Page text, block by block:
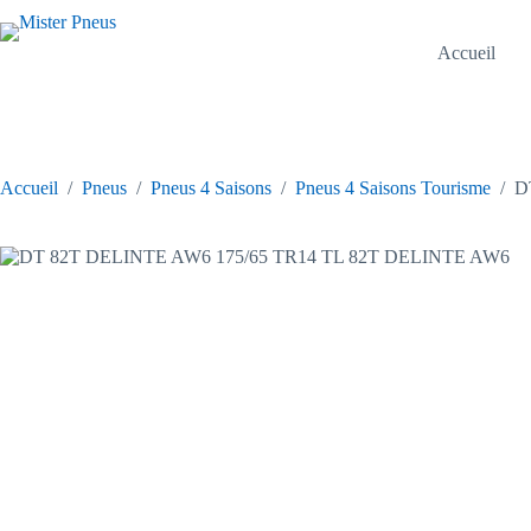
au
Accueil
Accueil / Pneus / Pneus 4 Saisons / Pneus 4 Saisons Tourisme /